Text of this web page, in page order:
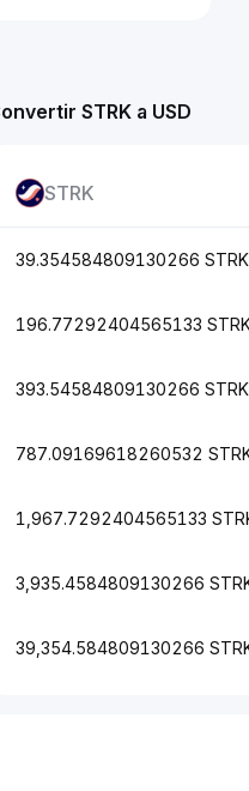
STRK a USD
STRK
39.354584809130266 STRK
196.77292404565133
393.54584809130266 STRK
787.09169618260532
1,967.7292404565133
3,935.4584809130266
39,354.584809130266